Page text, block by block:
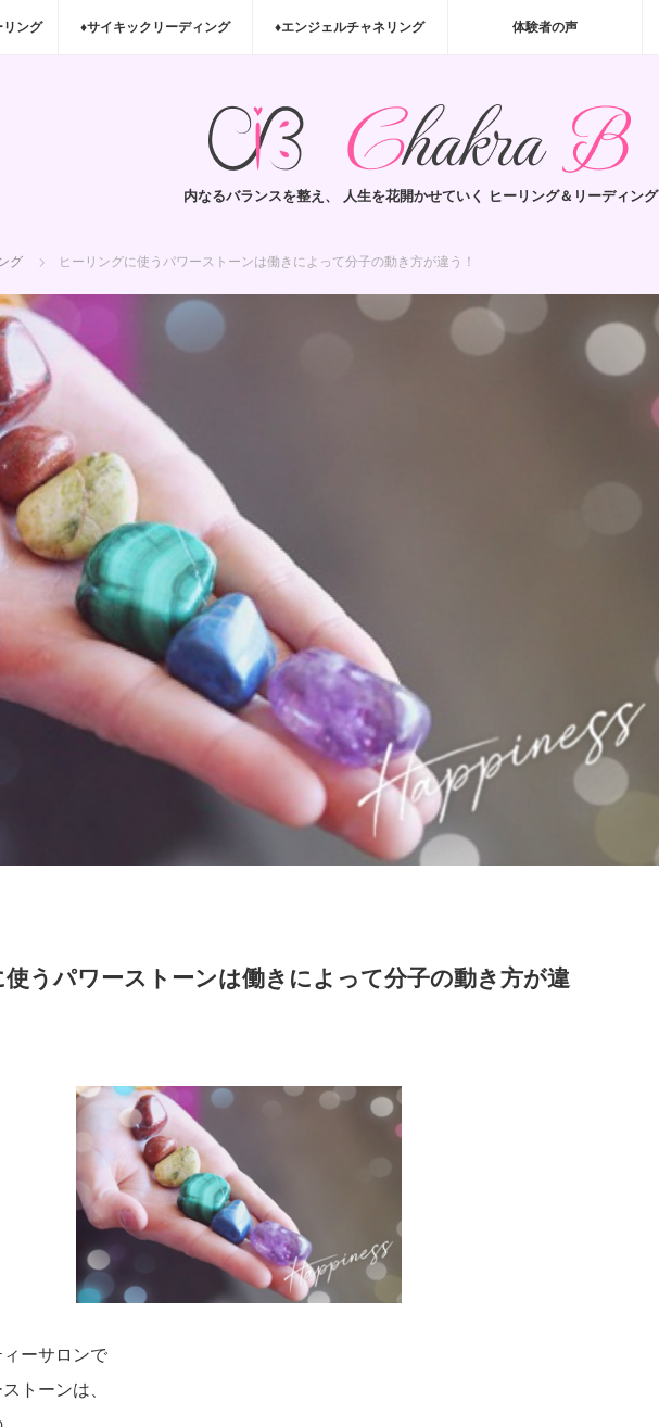
リング ♦サイキックリーディング ♦エンジェルチャネリング 体験者の声
内なるバランスを整え、 人生を花開かせていく ヒーリング＆リーディング
グ ヒーリングに使うパワーストーンは働きによって分子の動き方が違う！
使うパワーストーンは働きによって分子の動き方が違
ーサロンで
トーンは、